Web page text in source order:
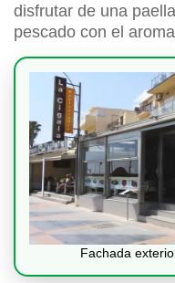
disfrutar de una
pescado con el
Fachada